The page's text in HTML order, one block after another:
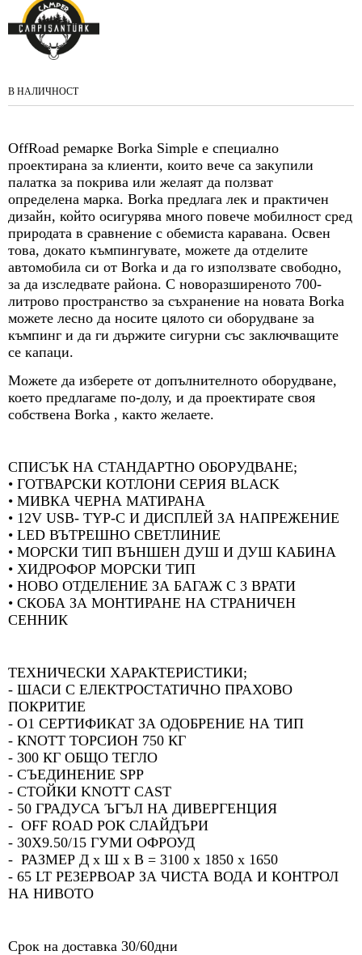
В НАЛИЧНОСТ
OffRoad ремарке Borka Simple е специално
проектирана за клиенти, които вече са закупили
палатка за покрива или желаят да ползват
определена марка. Borka предлага лек и практичен
дизайн, който осигурява много повече мобилност сред
природата в сравнение с обемиста каравана. Освен
това, докато къмпингувате, можете да отделите
автомобила си от Borka и да го използвате свободно,
за да изследвате района. С новоразширеното 700-
литрово пространство за съхранение на новата Borka
можете лесно да носите цялото си оборудване за
къмпинг и да ги държите сигурни със заключващите
се капаци.
Можете да изберете от допълнителното оборудване,
което предлагаме по-долу, и да проектирате своя
собствена Borka , както желаете.
СПИСЪК НА СТАНДАРТНО ОБОРУДВАНЕ;
• ГОТВАРСКИ КОТЛОНИ СЕРИЯ BLACK
• МИВКА ЧЕРНА МАТИРАНА
• 12V USB- TYP-C И ДИСПЛЕЙ ЗА НАПРЕЖЕНИЕ
• LED ВЪТРЕШНО СВЕТЛИНИЕ
• МОРСКИ ТИП ВЪНШЕН ДУШ И ДУШ КАБИНА
• ХИДРОФОР МОРСКИ ТИП
• НОВО ОТДЕЛЕНИЕ ЗА БАГАЖ С 3 ВРАТИ
• СКОБА ЗА МОНТИРАНЕ НА СТРАНИЧЕН
СЕННИК
ТЕХНИЧЕСКИ ХАРАКТЕРИСТИКИ;
- ШАСИ С ЕЛЕКТРОСТАТИЧНО ПРАХОВО
ПОКРИТИЕ
- O1 СЕРТИФИКАТ ЗА ОДОБРЕНИЕ НА ТИП
- КNOTT ТОРСИОН 750 КГ
- 300 КГ ОБЩО ТЕГЛО
- СЪЕДИНЕНИЕ SPP
- СТОЙКИ KNOTT CAST
- 50 ГРАДУСА ЪГЪЛ НА ДИВЕРГЕНЦИЯ
- OFF ROAD РОК СЛАЙДЪРИ
- 30X9.50/15 ГУМИ ОФРОУД
- РАЗМЕР Д x Ш x В = 3100 x 1850 x 1650
- 65 LT РЕЗЕРВОАР ЗА ЧИСТА ВОДА И КОНТРОЛ
НА НИВОТО
Срок на доставка 30/60дни